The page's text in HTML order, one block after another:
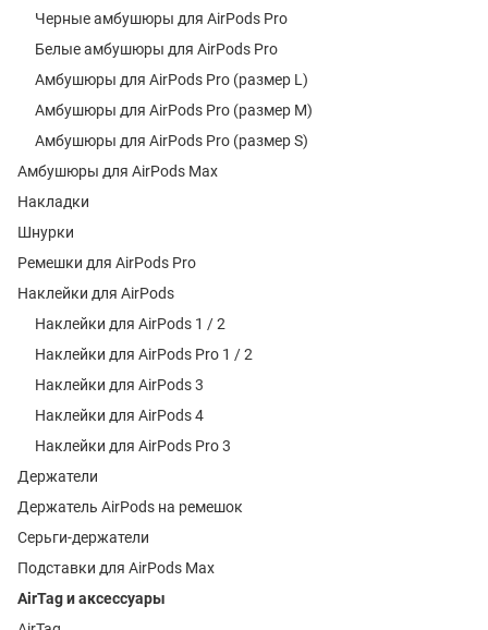
Черные амбушюры для AirPods Pro
Белые амбушюры для AirPods Pro
Амбушюры для AirPods Pro (размер L)
Амбушюры для AirPods Pro (размер M)
Амбушюры для AirPods Pro (размер S)
Амбушюры для AirPods Max
Накладки
Шнурки
Ремешки для AirPods Pro
Наклейки для AirPods
Наклейки для AirPods 1 / 2
Наклейки для AirPods Pro 1 / 2
Наклейки для AirPods 3
Наклейки для AirPods 4
Наклейки для AirPods Pro 3
Держатели
Держатель AirPods на ремешок
Серьги-держатели
Подставки для AirPods Max
AirTag и аксессуары